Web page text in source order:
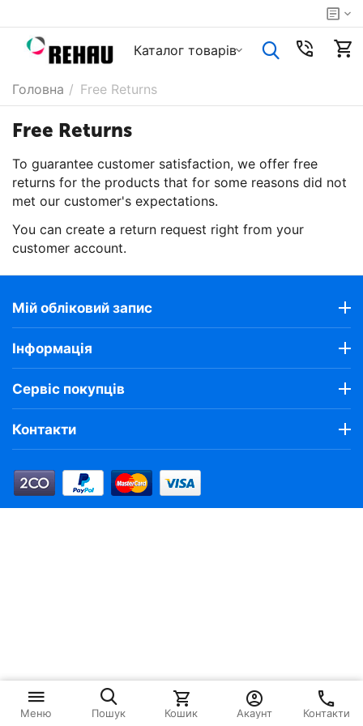
Каталог товарiв
Головна / Free Returns
Free Returns
To guarantee customer satisfaction, we offer free
returns for the products that for some reasons did not
met our customer's expectations.
You can create a return request right from your
customer account.
Мій обліковий запис
Інформація
Сервіс покупців
Контакти
Меню Пошук Кошик Акаунт Контакти